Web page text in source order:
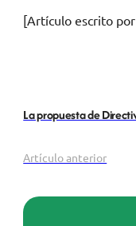
[Artículo escrito
Artículo anterior